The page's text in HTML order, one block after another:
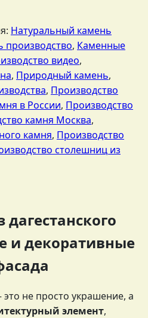
Натуральный камень
производство, Каменные
видео,
, Природный камень,
, Производство
в России, Производство
камня Москва,
камня, Производство
столешниц из
и декоративные
не просто украшение, а
элемент,